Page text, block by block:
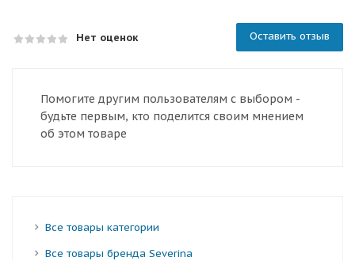
Нет оценок Оставить отзыв
Помогите другим пользователям с выбором -
будьте первым, кто поделится своим мнением
об этом товаре
Все товары категории
Все товары бренда Severina